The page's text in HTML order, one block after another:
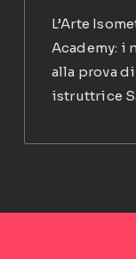
L’Arte
Academy: i
alla prova
istruttrice